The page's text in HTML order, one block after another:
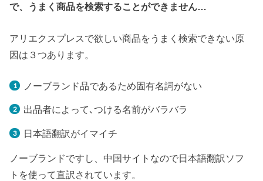
で、うまく商品を検索することができません…
アリエクスプレスで欲しい商品をうまく検索できない原
因は３つあります。
ノーブランド品であるため固有名詞がない
出品者によって､つける名前がバラバラ
日本語翻訳がイマイチ
ノーブランドですし、中国サイトなので日本語翻訳ソフ
トを使って直訳されています。